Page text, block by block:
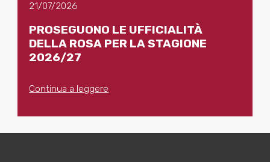
21/07/2026
PROSEGUONO LE UFFICIALITÀ
DELLA ROSA PER LA STAGIONE
2026/27
Continua a leggere